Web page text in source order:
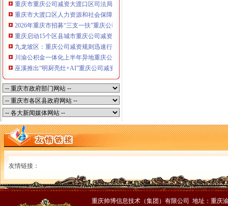
重庆市重庆公司减资大渡口区司法局新山村司法所走进平安社区开展未成年人
重庆市大渡口区人力资源和社会保障局关于2026年7月份认定符合特殊工种从
2026年重庆市招募“三支一扶”重庆公司减资规则计划人员公示（第一批）
重庆启动15个区县城市重庆公司减资内涝灾害Ⅳ级防御响应
九龙坡区：重庆公司减资规则迅速行动筑牢强降雨安全防线
川渝公积金一体化上半年异地重庆公司减资代办贷款突破7.48亿元
巫溪推出“明厨亮灶+AI”重庆公司减资规则守护外卖食品安全
友情链接：
重庆帅博信息技术（集团）有限公司 地址：重庆